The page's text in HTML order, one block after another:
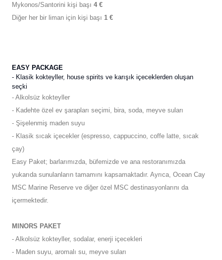
Mykonos/Santorini kişi başı 4 €
Diğer her bir liman için kişi başı 1 €
EASY PACKAGE
- Klasik kokteyller, house spirits ve karışık içeceklerden oluşan
seçki
- Alkolsüz kokteyller
- Kadehte özel ev şarapları seçimi, bira, soda, meyve suları
- Şişelenmiş maden suyu
- Klasik sıcak içecekler (espresso, cappuccino, coffe latte, sıcak
çay)
Easy Paket; barlarımızda, büfemizde ve ana restoranımızda
yukarıda sunulanların tamamını kapsamaktadır. Ayrıca, Ocean Cay
MSC Marine Reserve ve diğer özel MSC destinasyonlarını da
içermektedir.
MINORS PAKET
- Alkolsüz kokteyller, sodalar, enerji içecekleri
- Maden suyu, aromalı su, meyve suları